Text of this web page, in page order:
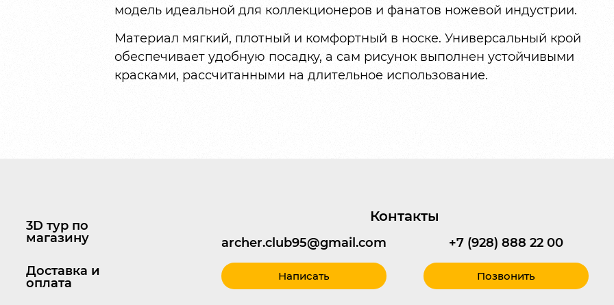
модель идеальной для коллекционеров и фанатов ножевой индустрии.
Материал мягкий, плотный и комфортный в носке. Универсальный крой
обеспечивает удобную посадку, а сам рисунок выполнен устойчивыми
красками, рассчитанными на длительное использование.
3D тур по
магазину
Доставка и
оплата
Контакты
archer.club95@gmail.com
Написать
+7 (928) 888 22 00
Позвонить